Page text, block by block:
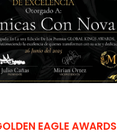
EAGLE AWARDS